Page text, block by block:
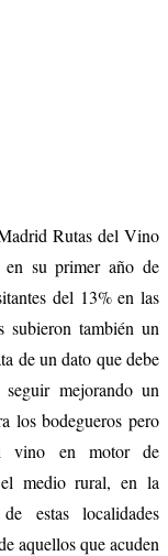
Rutas del Vino
en su primer año de
del 13% en las
subieron también un
de un dato que debe
seguir mejorando un
los bodegueros pero
vino en motor de
medio rural, en la
estas localidades
aquellos que acuden